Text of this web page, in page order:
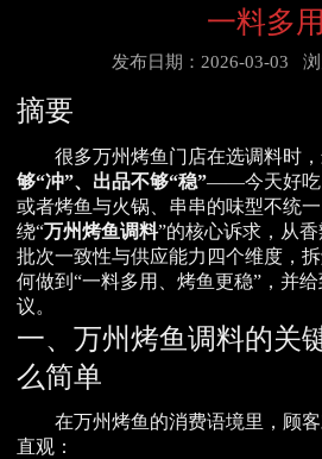
一料多用
发布日期：2026-03-03
摘要
很多万州烤鱼门店在选调料时，
够“冲”、出品不够“稳”——今天好吃
或者烤鱼与火锅、串串的味型不统
绕“万州烤鱼调料”的核心诉求，从香
批次一致性与供应能力四个维度，
何做到“一料多用、烤鱼更稳”，并
议。
一、万州烤鱼调料的关
么简单
在万州烤鱼的消费语境里，顾
直观：